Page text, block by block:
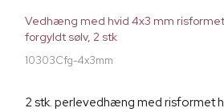
Vedhæng med hvid 4x3 mm
forgyldt sølv, 2 stk
10303Cfg-4x3mm
2 stk. perlevedhæng med risformet